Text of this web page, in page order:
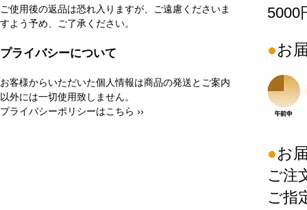
ご使用後の返品は恐れ入りますが、ご遠慮くださいま
すよう予め、ご了承ください。
プライバシーについて
お客様からいただいた個人情報は商品の発送とご案内
以外には一切使用致しません。
プライバシーポリシーはこちら ››
5000
お
お
ご注
ご指